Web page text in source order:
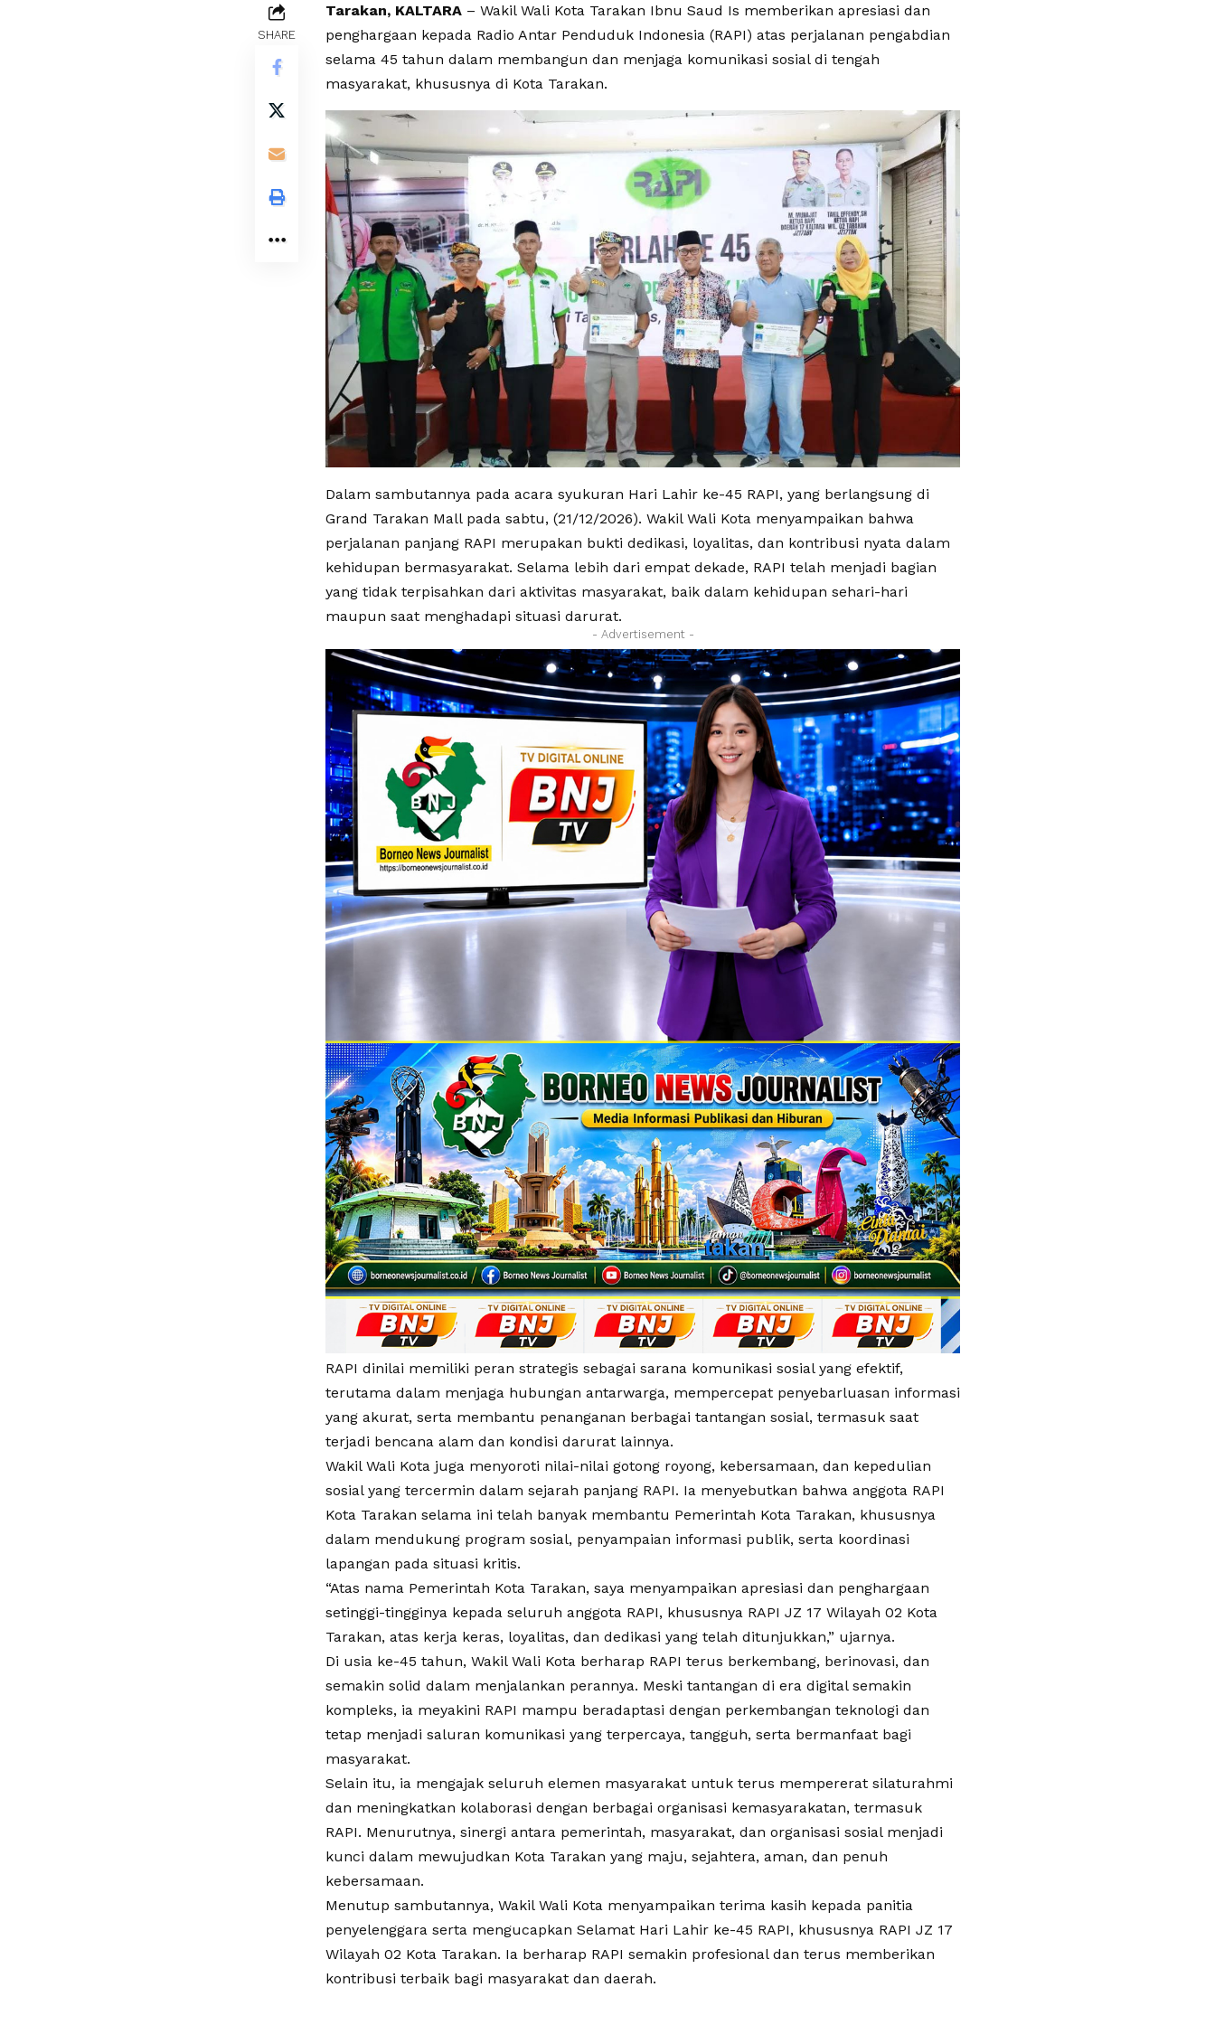
SHARE
Tarakan, KALTARA – Wakil Wali Kota Tarakan Ibnu Saud Is memberikan apresiasi dan
penghargaan kepada Radio Antar Penduduk Indonesia (RAPI) atas perjalanan pengabdian
selama 45 tahun dalam membangun dan menjaga komunikasi sosial di tengah
masyarakat, khususnya di Kota Tarakan.
Dalam sambutannya pada acara syukuran Hari Lahir ke-45 RAPI, yang berlangsung di
Grand Tarakan Mall pada sabtu, (21/12/2026). Wakil Wali Kota menyampaikan bahwa
perjalanan panjang RAPI merupakan bukti dedikasi, loyalitas, dan kontribusi nyata dalam
kehidupan bermasyarakat. Selama lebih dari empat dekade, RAPI telah menjadi bagian
yang tidak terpisahkan dari aktivitas masyarakat, baik dalam kehidupan sehari-hari
maupun saat menghadapi situasi darurat.
- Advertisement -
RAPI dinilai memiliki peran strategis sebagai sarana komunikasi sosial yang efektif,
terutama dalam menjaga hubungan antarwarga, mempercepat penyebarluasan informasi
yang akurat, serta membantu penanganan berbagai tantangan sosial, termasuk saat
terjadi bencana alam dan kondisi darurat lainnya.
Wakil Wali Kota juga menyoroti nilai-nilai gotong royong, kebersamaan, dan kepedulian
sosial yang tercermin dalam sejarah panjang RAPI. Ia menyebutkan bahwa anggota RAPI
Kota Tarakan selama ini telah banyak membantu Pemerintah Kota Tarakan, khususnya
dalam mendukung program sosial, penyampaian informasi publik, serta koordinasi
lapangan pada situasi kritis.
“Atas nama Pemerintah Kota Tarakan, saya menyampaikan apresiasi dan penghargaan
setinggi-tingginya kepada seluruh anggota RAPI, khususnya RAPI JZ 17 Wilayah 02 Kota
Tarakan, atas kerja keras, loyalitas, dan dedikasi yang telah ditunjukkan,” ujarnya.
Di usia ke-45 tahun, Wakil Wali Kota berharap RAPI terus berkembang, berinovasi, dan
semakin solid dalam menjalankan perannya. Meski tantangan di era digital semakin
kompleks, ia meyakini RAPI mampu beradaptasi dengan perkembangan teknologi dan
tetap menjadi saluran komunikasi yang terpercaya, tangguh, serta bermanfaat bagi
masyarakat.
Selain itu, ia mengajak seluruh elemen masyarakat untuk terus mempererat silaturahmi
dan meningkatkan kolaborasi dengan berbagai organisasi kemasyarakatan, termasuk
RAPI. Menurutnya, sinergi antara pemerintah, masyarakat, dan organisasi sosial menjadi
kunci dalam mewujudkan Kota Tarakan yang maju, sejahtera, aman, dan penuh
kebersamaan.
Menutup sambutannya, Wakil Wali Kota menyampaikan terima kasih kepada panitia
penyelenggara serta mengucapkan Selamat Hari Lahir ke-45 RAPI, khususnya RAPI JZ 17
Wilayah 02 Kota Tarakan. Ia berharap RAPI semakin profesional dan terus memberikan
kontribusi terbaik bagi masyarakat dan daerah.